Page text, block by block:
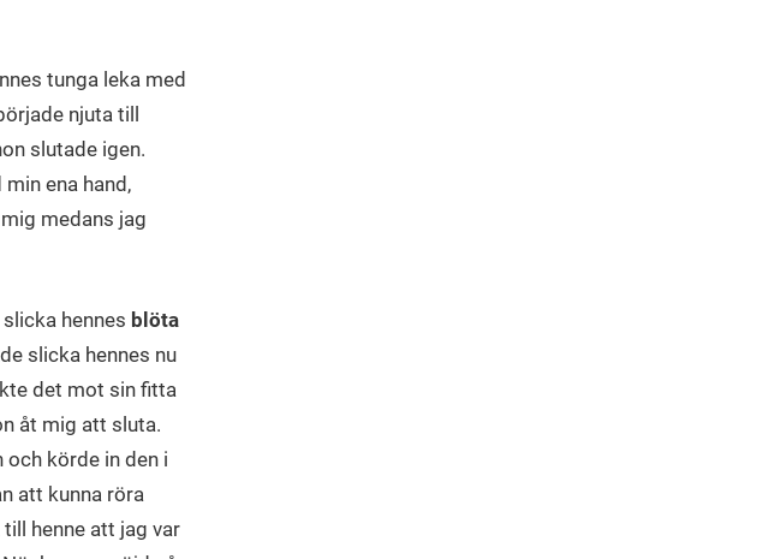
tunga leka med
njuta till
slutade igen.
ena hand,
medans jag
hennes blöta
slicka hennes nu
det mot sin fitta
åt mig att sluta.
körde in den i
att kunna röra
henne att jag var